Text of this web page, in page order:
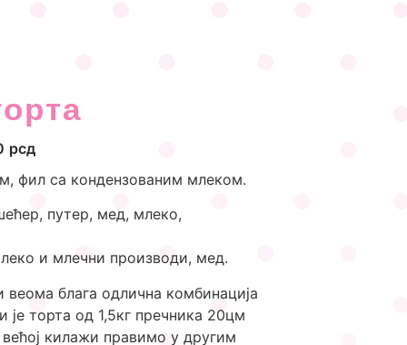
рсд
фил са кондензованим млеком.
путер, мед, млеко,
и млечни производи, мед.
блага одлична комбинација
је торта од 1,5кг пречника 20цм
килажи правимо у другим